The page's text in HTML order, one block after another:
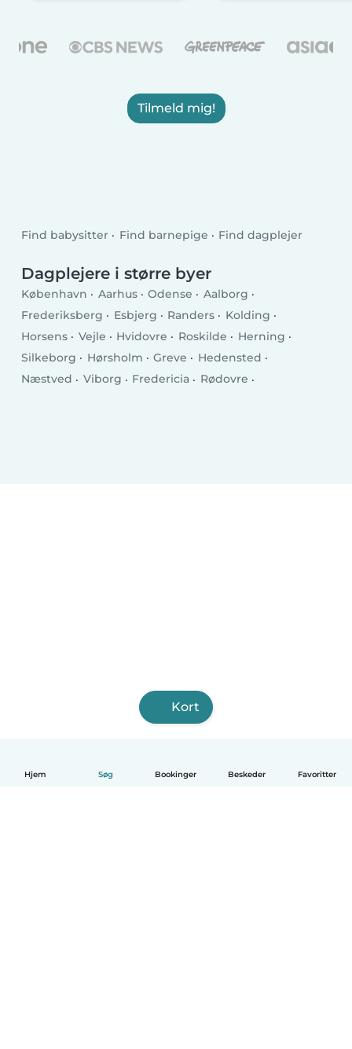
Hjem Søg Bookinger Beskeder Favoritter
Tilmeld mig!
Find babysitter Find barnepige Find dagplejer
Dagplejere i større byer
København Aarhus Odense
Aalborg
Frederiksberg
Esbjerg Randers
Kolding
Horsens
Vejle Hvidovre Roskilde
Herning
Silkeborg
Hørsholm Greve
Hedensted
Næstved
Viborg Fredericia
Rødovre
Kort